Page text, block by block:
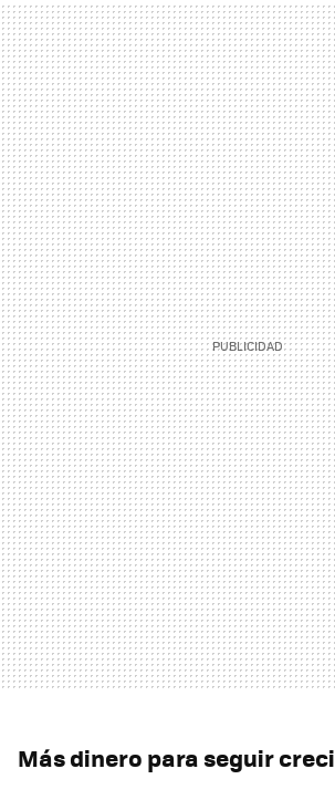
Más dinero para seguir